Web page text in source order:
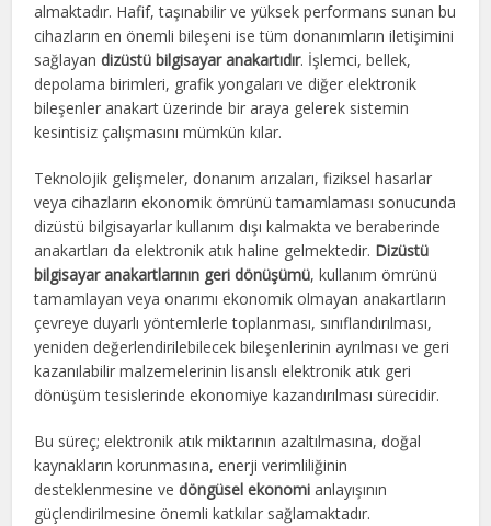
almaktadır. Hafif, taşınabilir ve yüksek performans sunan bu
cihazların en önemli bileşeni ise tüm donanımların iletişimini
sağlayandizüstü bilgisayar anakartıdır. İşlemci, bellek,
depolama birimleri, grafik yongaları ve diğer elektronik
bileşenler anakart üzerinde bir araya gelerek sistemin
kesintisiz çalışmasını mümkün kılar.
Teknolojik gelişmeler, donanım arızaları, fiziksel hasarlar
veya cihazların ekonomik ömrünü tamamlaması sonucunda
dizüstü bilgisayarlar kullanım dışı kalmakta ve beraberinde
anakartları da elektronik atık haline gelmektedir. Dizüstü
bilgisayar anakartlarının geri dönüşümü, kullanım ömrünü
tamamlayan veya onarımı ekonomik olmayan anakartların
çevreye duyarlı yöntemlerle toplanması, sınıflandırılması,
yeniden değerlendirilebilecek bileşenlerinin ayrılması ve geri
kazanılabilir malzemelerinin lisanslı elektronik atık geri
dönüşüm tesislerinde ekonomiye kazandırılması sürecidir.
Bu süreç; elektronik atık miktarının azaltılmasına, doğal
kaynakların korunmasına, enerji verimliliğinin
desteklenmesine vedöngüsel ekonomi anlayışının
güçlendirilmesine önemli katkılar sağlamaktadır.